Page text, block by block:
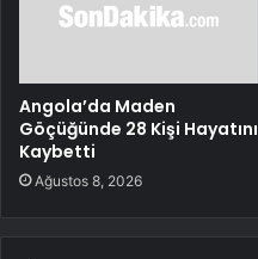
Angola’da Maden
Göçüğünde 28 Kişi Hayatını
Kaybetti
Ağustos 8, 2026